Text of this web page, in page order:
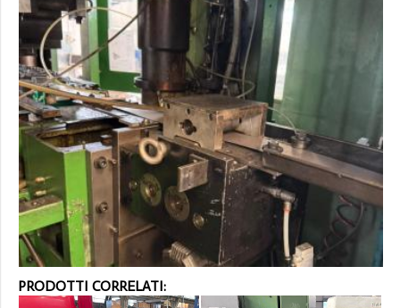
PRODOTTI CORRELATI: